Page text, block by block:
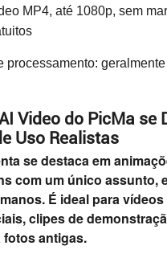
MP4, até 1080p, sem
processamento:
Video do PicMa se
Uso Realistas
se destaca em
com um único assunto,
É ideal para
clipes de
fotos antigas.